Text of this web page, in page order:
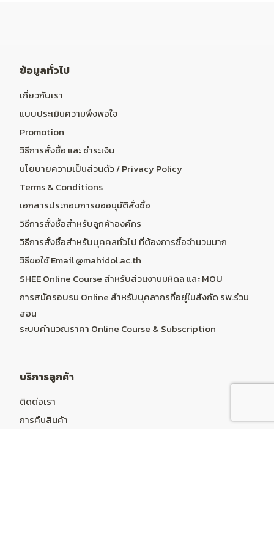
ข้อมูลทั่วไป
เกี่ยวกับเรา
แบบประเมินความพึงพอใจ
Promotion
วิธีการสั่งซื้อ และ ชำระเงิน
นโยบายความเป็นส่วนตัว / Privacy Policy
Terms & Conditions
เอกสารประกอบการขออนุมัติสั่งซื้อ
วิธีการสั่งซื้อสำหรับลูกค้าองค์กร
วิธีการสั่งซื้อสำหรับบุคคลทั่วไป ที่ต้องการซื้อจำนวนมาก
วิธีขอใช้ Email @mahidol.ac.th
SHEE Online Course สำหรับส่วนงานมหิดล และ MOU
การสมัครอบรม Online สำหรับบุคลากรที่อยู่ในสังกัด รพ.ร่วม
สอน
ระบบคำนวณราคา Online Course & Subscription
บริการลูกค้า
ติดต่อเรา
การคืนสินค้า